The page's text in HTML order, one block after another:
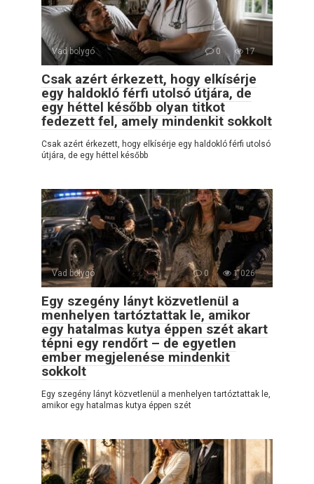
Vad bolygó 0 17
Csak azért érkezett, hogy elkísérje
egy haldokló férfi utolsó útjára, de
egy héttel később olyan titkot
fedezett fel, amely mindenkit sokkolt
Csak azért érkezett, hogy elkísérje egy haldokló férfi utolsó
útjára, de egy héttel később
Vad bolygó 0 1 026
Egy szegény lányt közvetlenül a
menhelyen tartóztattak le, amikor
egy hatalmas kutya éppen szét akart
tépni egy rendőrt – de egyetlen
ember megjelenése mindenkit
sokkolt
Egy szegény lányt közvetlenül a menhelyen tartóztattak le,
amikor egy hatalmas kutya éppen szét